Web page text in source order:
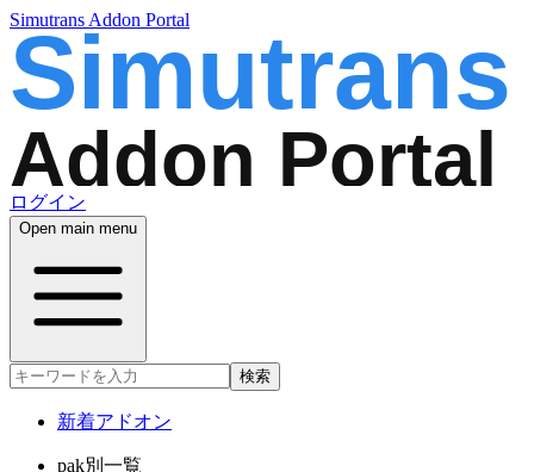
Simutrans Addon Portal
ログイン
Open main menu
検索
新着アドオン
pak別一覧